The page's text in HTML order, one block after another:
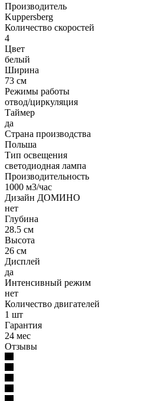
Производитель
Kuppersberg
Количество скоростей
4
Цвет
белый
Ширина
73 см
Режимы работы
отвод/циркуляция
Таймер
да
Страна производства
Польша
Тип освещения
светодиодная лампа
Производительность
1000 м3/час
Дизайн ДОМИНО
нет
Глубина
28.5 см
Высота
26 см
Дисплей
да
Интенсивный режим
нет
Количество двигателей
1 шт
Гарантия
24 мес
Отзывы